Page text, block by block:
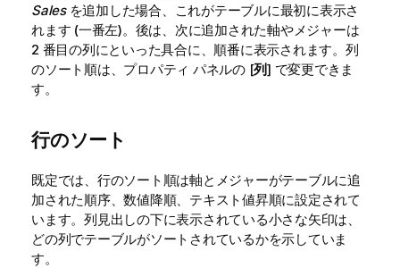
Salesを追加した場合、これがテーブルに最初に表示さ
れます (一番左)。後は、次に追加された軸やメジャーは
2 番目の列にといった具合に、順番に表示されます。 列
のソート順は、プロパティ パネルの [列] で変更できま
す。
行のソート
既定では、行のソート順は軸とメジャーがテーブルに追
加された順序、数値降順、テキスト値昇順に設定されて
います。列見出しの下に表示されている小さな矢印は、
どの列でテーブルがソートされているかを示していま
す。